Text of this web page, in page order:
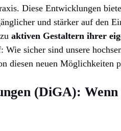
Diese Entwicklungen
und stärker auf den
aktiven Gestaltern ihrer
sicher sind unsere
diesen neuen Möglichkeiten
(DiGA):